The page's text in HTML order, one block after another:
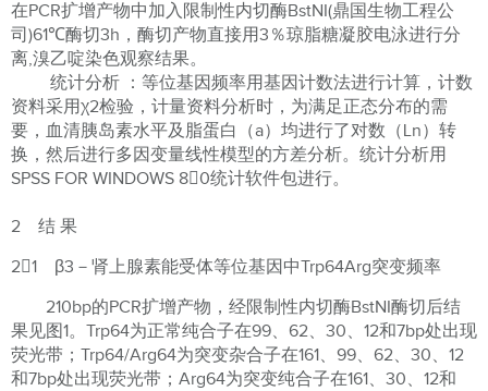
在PCR扩增产物中加入限制性内切酶BstNI(鼎国生物工程公
司)61℃酶切3h，酶切产物直接用3％琼脂糖凝胶电泳进行分
离,溴乙啶染色观察结果。
统计分析 ：等位基因频率用基因计数法进行计算，计数
资料采用χ2检验，计量资料分析时，为满足正态分布的需
要，血清胰岛素水平及脂蛋白（a）均进行了对数（Ln）转
换，然后进行多因变量线性模型的方差分析。统计分析用
SPSS FOR WINDOWS 80统计软件包进行。
2 结 果
21 β3－肾上腺素能受体等位基因中Trp64Arg突变频率
210bp的PCR扩增产物，经限制性内切酶BstNI酶切后结
果见图1。Trp64为正常纯合子在99、62、30、12和7bp处出现
荧光带；Trp64/Arg64为突变杂合子在161、99、62、30、12
和7bp处出现荧光带；Arg64为突变纯合子在161、30、12和